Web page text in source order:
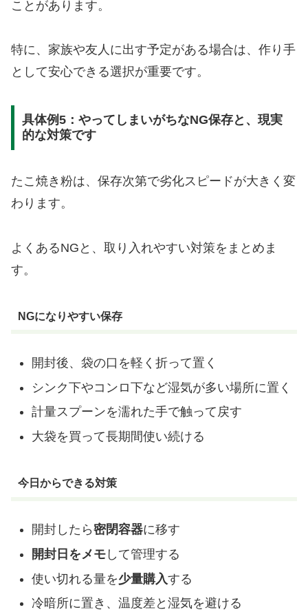
ことがあります。
特に、家族や友人に出す予定がある場合は、作り手
として安心できる選択が重要です。
具体例5：やってしまいがちなNG保存と、現実
的な対策です
たこ焼き粉は、保存次第で劣化スピードが大きく変
わります。
よくあるNGと、取り入れやすい対策をまとめま
す。
NGになりやすい保存
開封後、袋の口を軽く折って置く
シンク下やコンロ下など湿気が多い場所に置く
計量スプーンを濡れた手で触って戻す
大袋を買って長期間使い続ける
今日からできる対策
開封したら密閉容器に移す
開封日をメモして管理する
使い切れる量を少量購入する
冷暗所に置き、温度差と湿気を避ける